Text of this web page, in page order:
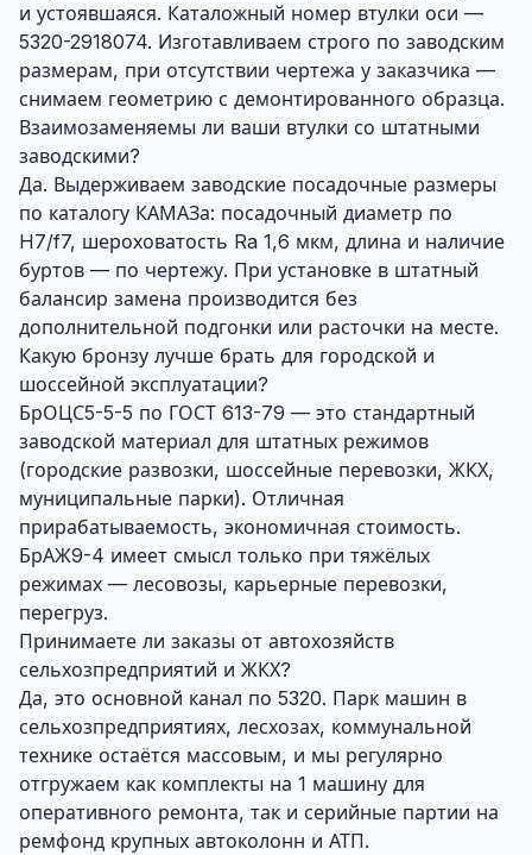
и устоявшаяся. Каталожный номер втулки оси —
5320-2918074. Изготавливаем строго по заводским
размерам, при отсутствии чертежа у заказчика —
снимаем геометрию с демонтированного образца.
Взаимозаменяемы ли ваши втулки со штатными
заводскими?
Да. Выдерживаем заводские посадочные размеры
по каталогу КАМАЗа: посадочный диаметр по
H7/f7, шероховатость Ra 1,6 мкм, длина и наличие
буртов — по чертежу. При установке в штатный
балансир замена производится без
дополнительной подгонки или расточки на месте.
Какую бронзу лучше брать для городской и
шоссейной эксплуатации?
БрОЦС5-5-5 по ГОСТ 613-79 — это стандартный
заводской материал для штатных режимов
(городские развозки, шоссейные перевозки, ЖКХ,
муниципальные парки). Отличная
прирабатываемость, экономичная стоимость.
БрАЖ9-4 имеет смысл только при тяжёлых
режимах — лесовозы, карьерные перевозки,
перегруз.
Принимаете ли заказы от автохозяйств
сельхозпредприятий и ЖКХ?
Да, это основной канал по 5320. Парк машин в
сельхозпредприятиях, лесхозах, коммунальной
технике остаётся массовым, и мы регулярно
отгружаем как комплекты на 1 машину для
оперативного ремонта, так и серийные партии на
ремфонд крупных автоколонн и АТП.